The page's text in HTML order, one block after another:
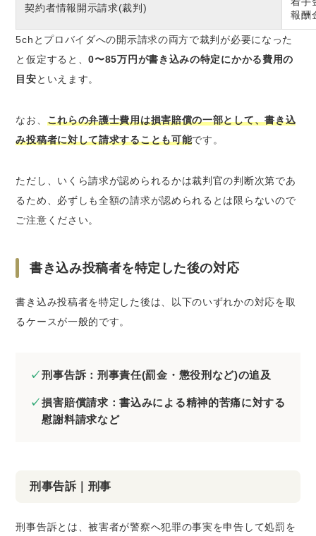
契約者情報開示請求(裁判)
報酬
5chとプロバイダへの開示請求の両方で裁判が必要になった
と仮定すると、0〜85万円が書き込みの特定にかかる費用の
目安といえます。
なお、 これらの弁護士費用は損害賠償の一部として、書き込
み投稿者に対して請求することも可能です。
ただし、いくら請求が認められるかは裁判官の判断次第であ
るため、必ずしも全額の請求が認められるとは限らないので
ご注意ください。
書き込み投稿者を特定した後の対応
書き込み投稿者を特定した後は、以下のいずれかの対応を取
るケースが一般的です。
刑事告訴：刑事責任(罰金・懲役刑など)の追及
損害賠償請求：書込みによる精神的苦痛に対する
慰謝料請求など
刑事告訴｜刑事
刑事告訴とは、被害者が警察へ犯罪の事実を申告して処罰を